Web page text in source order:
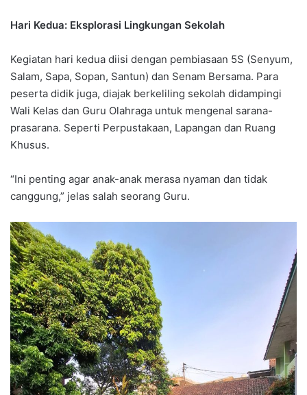
Hari Kedua: Eksplorasi Lingkungan Sekolah
Kegiatan hari kedua diisi dengan pembiasaan 5S (Senyum,
Salam, Sapa, Sopan, Santun) dan Senam Bersama. Para
peserta didik juga, diajak berkeliling sekolah didampingi
Wali Kelas dan Guru Olahraga untuk mengenal sarana-
prasarana. Seperti Perpustakaan, Lapangan dan Ruang
Khusus.
“Ini penting agar anak-anak merasa nyaman dan tidak
canggung,” jelas salah seorang Guru.